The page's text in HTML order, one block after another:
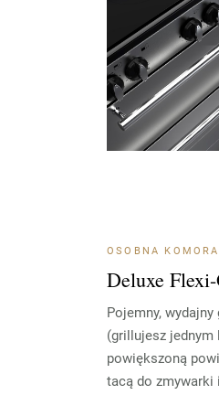
OSOBNA
Deluxe
Pojemny,
(grillujesz jednym
powiększoną
tacą do zmywarki